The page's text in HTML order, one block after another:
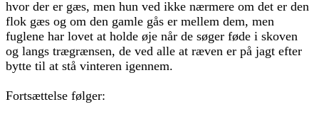
hvor der er gæs, men hun ved ikke nærmere om det er den
flok gæs og om den gamle gås er mellem dem, men
fuglene har lovet at holde øje når de søger føde i skoven
og langs trægrænsen, de ved alle at ræven er på jagt efter
bytte til at stå vinteren igennem.
Fortsættelse følger: